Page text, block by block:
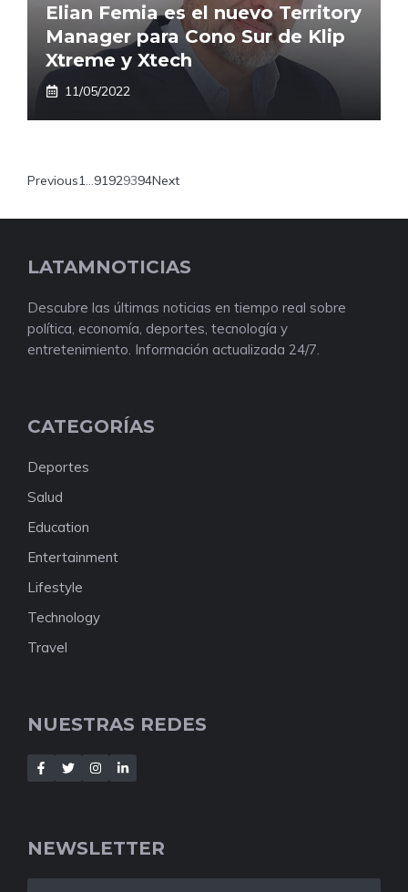
Elian Femiaes el nuevo Territory
Manager para Cono Sur de Klip
Xtreme y Xtech
11/05/2022
Previous1…91929394Next
LATAMNOTICIAS
Descubre las últimas noticias en tiempo real sobre
política, economía, deportes, tecnología y
entretenimiento. Información actualizada 24/7.
CATEGORÍAS
Deportes
Salud
Education
Entertainment
Lifestyle
Technology
Travel
NUESTRAS REDES
NEWSLETTER